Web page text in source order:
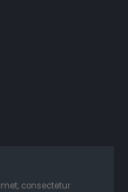
consectetur